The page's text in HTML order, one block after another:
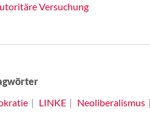
Versuchung
LINKE Neoliberalismus